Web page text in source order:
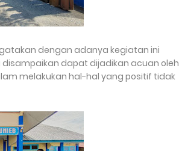
dengan adanya kegiatan ini
dapat dijadikan acuan oleh
melakukan hal-hal yang positif tidak